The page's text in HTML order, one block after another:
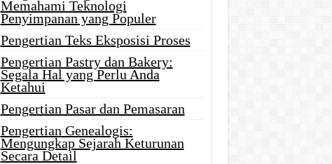
Memahami Teknologi
Penyimpanan yang Populer
Pengertian Teks Eksposisi Proses
Pengertian Pastry dan Bakery:
Segala Hal yang Perlu Anda
Ketahui
Pengertian Pasar dan Pemasaran
Pengertian Genealogis:
Mengungkap Sejarah Keturunan
Secara Detail